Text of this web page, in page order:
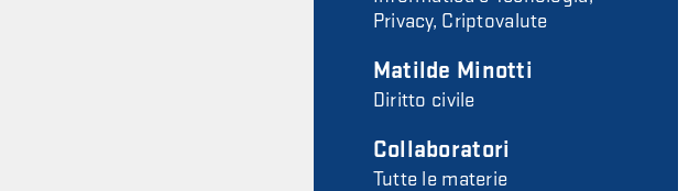
Privacy, Criptovalute
Matilde Minotti
Diritto civile
Collaboratori
Tutte le materie